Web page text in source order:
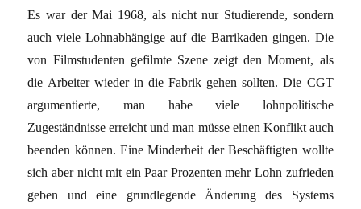
Es war der Mai 1968, als nicht nur Studierende, sondern
auch viele Lohnabhängige auf die Barrikaden gingen. Die
von Filmstudenten gefilmte Szene zeigt den Moment, als
die Arbeiter wieder in die Fabrik gehen sollten. Die CGT
argumentierte, man habe viele lohnpolitische
Zugeständnisse erreicht und man müsse einen Konflikt auch
beenden können. Eine Minderheit der Beschäftigten wollte
sich aber nicht mit ein Paar Prozenten mehr Lohn zufrieden
geben und eine grundlegende Änderung des Systems